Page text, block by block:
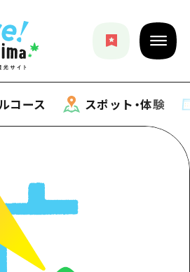
コース スポット・体験
め
ス
コース一覧
Hiroshima 公式ガイド
体験